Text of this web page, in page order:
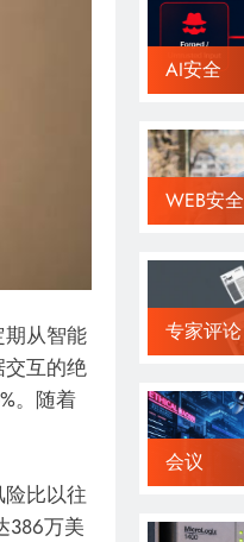
从智能
互的绝
。随着
比以往
386万美
AI安全
WEB安全
专家评论
会议